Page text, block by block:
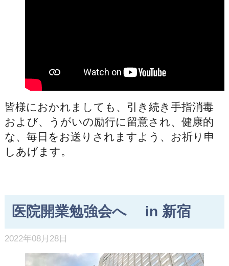
皆様におかれましても、引き続き手指消毒
および、うがいの励行に留意され、健康的
な、毎日をお送りされますよう、お祈り申
しあげます。
医院開業勉強会へ in 新宿
2022年08月28日